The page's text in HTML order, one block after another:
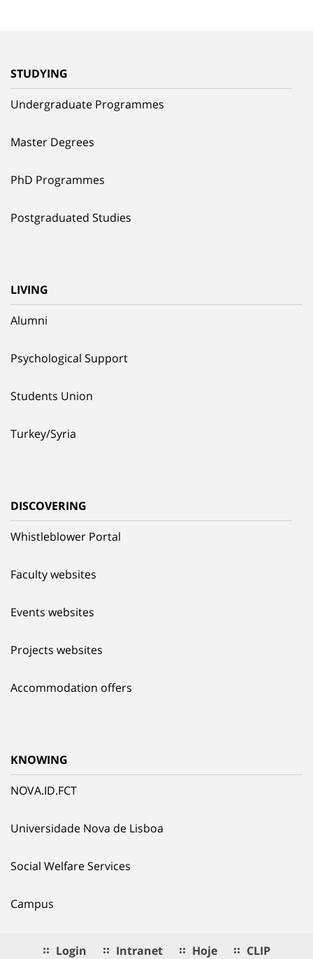
STUDYING
Undergraduate Programmes
Master Degrees
PhD Programmes
Postgraduated Studies
LIVING
Alumni
Psychological Support
Students Union
Turkey/Syria
DISCOVERING
Whistleblower Portal
Faculty websites
Events websites
Projects websites
Accommodation offers
KNOWING
NOVA.ID.FCT
Universidade Nova de Lisboa
Social Welfare Services
Campus
Login Intranet Hoje CLIP